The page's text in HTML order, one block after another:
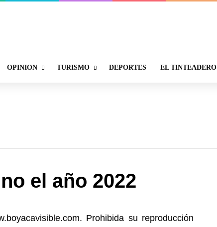
OPINION TURISMO DEPORTES EL TINTEADERO
el año 2022
Prohibida su reproducción